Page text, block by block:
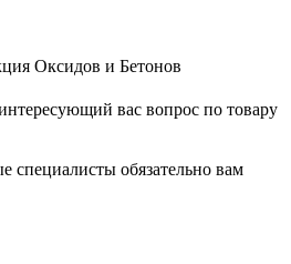
Оксидов и Бетонов
вас вопрос по товару
обязательно вам